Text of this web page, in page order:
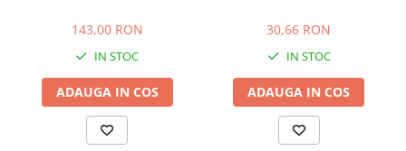
+
143,00 RON
IN STOC
ADAUGA IN COS
30,66 RON
IN STOC
ADAUGA IN COS